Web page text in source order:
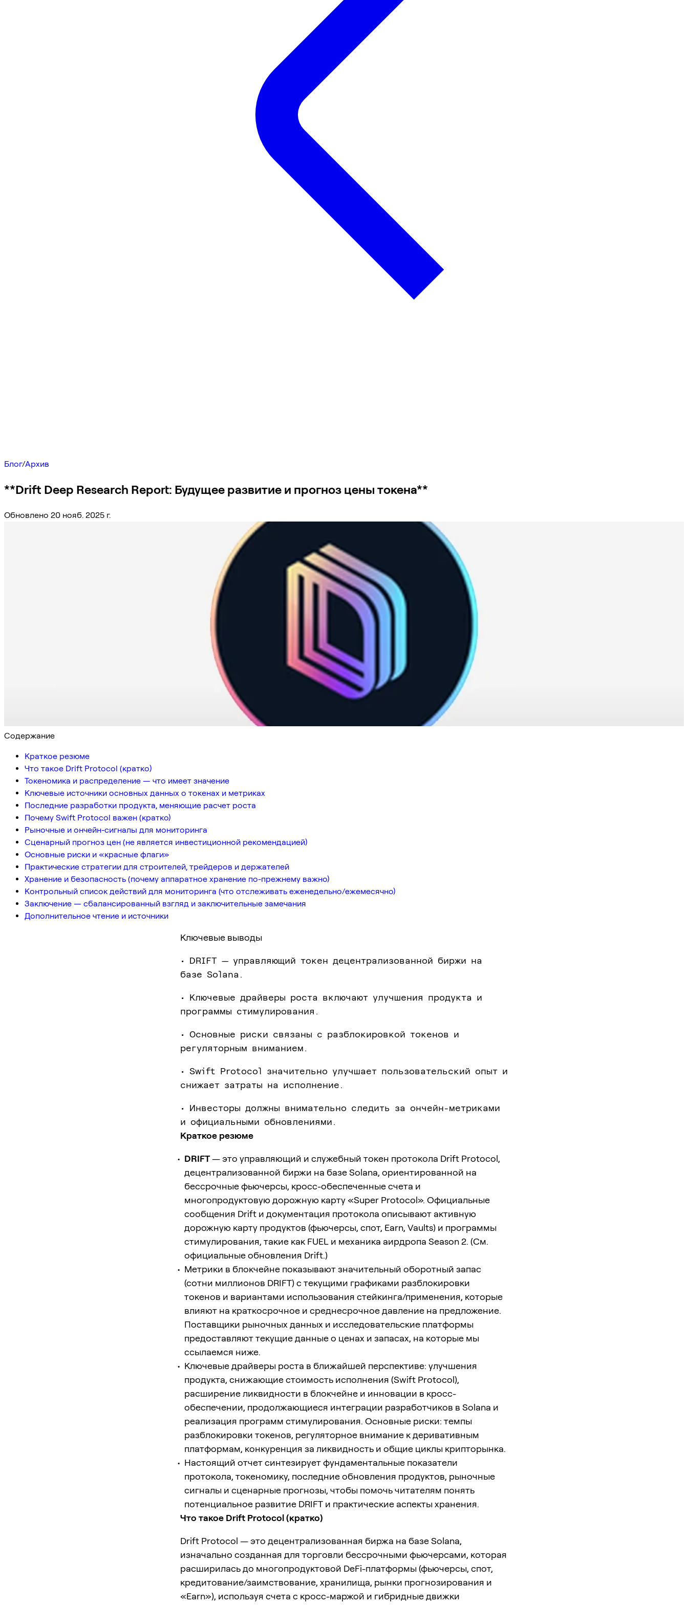
Блог/Архив
**Drift Deep Research Report: Будущее развитие и прогноз цены токена**
Обновлено 20 нояб. 2025 г.
Содержание
Краткое резюме
Что такое Drift Protocol (кратко)
Токеномика и распределение — что имеет значение
Ключевые источники основных данных о токенах и метриках
Последние разработки продукта, меняющие расчет роста
Почему Swift Protocol важен (кратко)
Рыночные и ончейн-сигналы для мониторинга
Сценарный прогноз цен (не является инвестиционной рекомендацией)
Основные риски и «красные флаги»
Практические стратегии для строителей, трейдеров и держателей
Хранение и безопасность (почему аппаратное хранение по-прежнему важно)
Контрольный список действий для мониторинга (что отслеживать еженедельно/ежемесячно)
Заключение — сбалансированный взгляд и заключительные замечания
Дополнительное чтение и источники
Ключевые выводы
• DRIFT — управляющий токен децентрализованной биржи на
базе Solana.
• Ключевые драйверы роста включают улучшения продукта и
программы стимулирования.
• Основные риски связаны с разблокировкой токенов и
регуляторным вниманием.
• Swift Protocol значительно улучшает пользовательский опыт и
снижает затраты на исполнение.
• Инвесторы должны внимательно следить за ончейн-метриками
и официальными обновлениями.
Краткое резюме
DRIFT— это управляющий и служебный токен протокола Drift Protocol,
децентрализованной биржи на базе Solana, ориентированной на
бессрочные фьючерсы, кросс-обеспеченные счета и
многопродуктовую дорожную карту «Super Protocol». Официальные
сообщения Drift и документация протокола описывают активную
дорожную карту продуктов (фьючерсы, спот, Earn, Vaults) и программы
стимулирования, такие как FUEL и механика аирдропа Season 2. (См.
официальные обновления Drift.)
Метрики в блокчейне показывают значительный оборотный запас
(сотни миллионов DRIFT) с текущими графиками разблокировки
токенов и вариантами использования стейкинга/применения, которые
влияют на краткосрочное и среднесрочное давление на предложение.
Поставщики рыночных данных и исследовательские платформы
предоставляют текущие данные о ценах и запасах, на которые мы
ссылаемся ниже.
Ключевые драйверы роста в ближайшей перспективе: улучшения
продукта, снижающие стоимость исполнения (Swift Protocol),
расширение ликвидности в блокчейне и инновации в кросс-
обеспечении, продолжающиеся интеграции разработчиков в Solana и
реализация программ стимулирования. Основные риски: темпы
разблокировки токенов, регуляторное внимание к деривативным
платформам, конкуренция за ликвидность и общие циклы крипторынка.
Настоящий отчет синтезирует фундаментальные показатели
протокола, токеномику, последние обновления продуктов, рыночные
сигналы и сценарные прогнозы, чтобы помочь читателям понять
потенциальное развитие DRIFT и практические аспекты хранения.
Что такое Drift Protocol (кратко)
Drift Protocol — это децентрализованная биржа на базе Solana,
изначально созданная для торговли бессрочными фьючерсами, которая
расширилась до многопродуктовой DeFi-платформы (фьючерсы, спот,
кредитование/заимствование, хранилища, рынки прогнозирования и
«Earn»), используя счета с кросс-маржой и гибридные движки